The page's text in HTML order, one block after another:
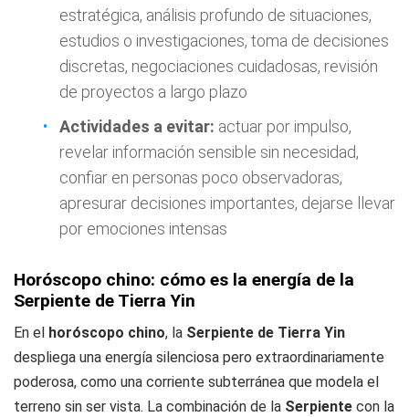
estratégica, análisis profundo de situaciones,
estudios o investigaciones, toma de decisiones
discretas, negociaciones cuidadosas, revisión
de proyectos a largo plazo
Actividades a evitar: actuar por impulso,
revelar información sensible sin necesidad,
confiar en personas poco observadoras,
apresurar decisiones importantes, dejarse llevar
por emociones intensas
Horóscopo chino: cómo es la energía de la
Serpiente de Tierra Yin
En el horóscopo chino, la Serpiente de Tierra Yin
despliega una energía silenciosa pero extraordinariamente
poderosa, como una corriente subterránea que modela el
terreno sin ser vista. La combinación de la Serpiente con la